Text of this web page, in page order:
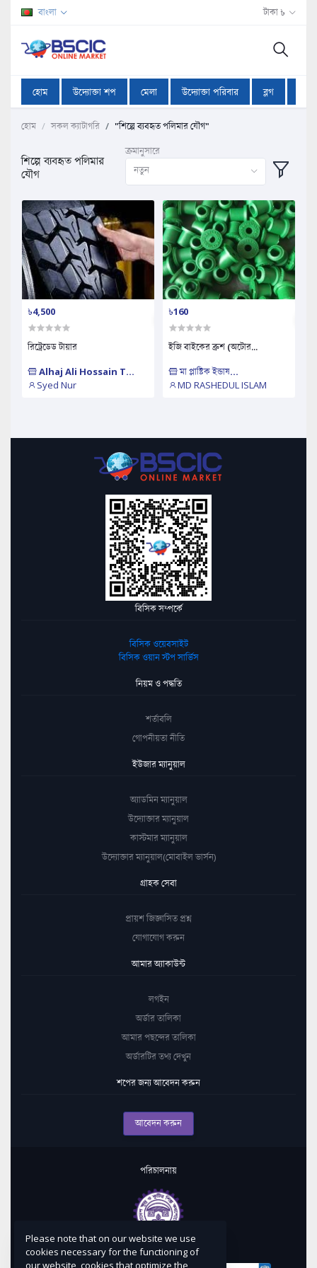
বাংলা টাকা ৳
হোম উদ্যোক্তা শপ মেলা উদ্যোক্তা পরিবার ব্লগ
হোম সকল ক্যাটাগরি "শিল্পে ব্যবহৃত পলিমার যৌগ"
শিল্পে ব্যবহৃত পলিমার
যৌগ
ক্রমানুসারে
নতুন
৳4,500
রিট্রেডেড টায়ার
Alhaj Ali Hossain T...
Syed Nur
৳160
ইজি বাইকের ব্রুশ (অটোর...
মা প্লাষ্টিক ইন্ডাষ...
MD RASHEDUL ISLAM
বিসিক সম্পর্কে
বিসিক ওয়েবসাইট
বিসিক ওয়ান স্টপ সার্ভিস
নিয়ম ও পদ্ধতি
শর্তাবলি
গোপনীয়তা নীতি
ইউজার ম্যানুয়াল
অ্যাডমিন ম্যানুয়াল
উদ্যোক্তার ম্যানুয়াল
কাস্টমার ম্যানুয়াল
উদ্যোক্তার ম্যানুয়াল(মোবাইল ভার্সন)
গ্রাহক সেবা
প্রায়শ জিজ্ঞাসিত প্রশ্ন
যোগাযোগ করুন
আমার অ্যাকাউন্ট
লগইন
অর্ডার তালিকা
আমার পছন্দের তালিকা
অর্ডারটির তথ্য দেখুন
শপের জন্য আবেদন করুন
আবেদন করুন
পরিচালনায়
কারিগরি সহায়তায়
Please note that on our website we use
cookies necessary for the functioning of
our website, cookies that optimize the